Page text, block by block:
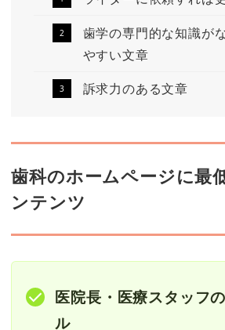
歯学の専門的な知識が
やすい文章
訴求力のある文章
歯科のホームページに最
ンテンツ
医院長・医療スタッフ
ル